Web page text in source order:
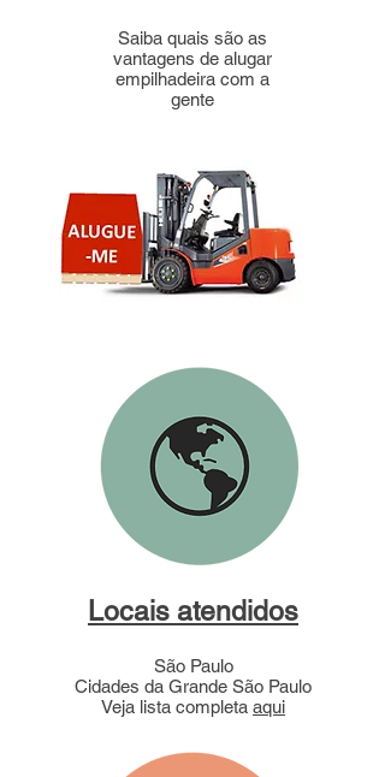
Saiba quais são as
vantagens de alugar
empilhadeira com a
gente
Locais atendidos
São Paulo
Cidades da Grande São Paulo
Veja lista completa aqui